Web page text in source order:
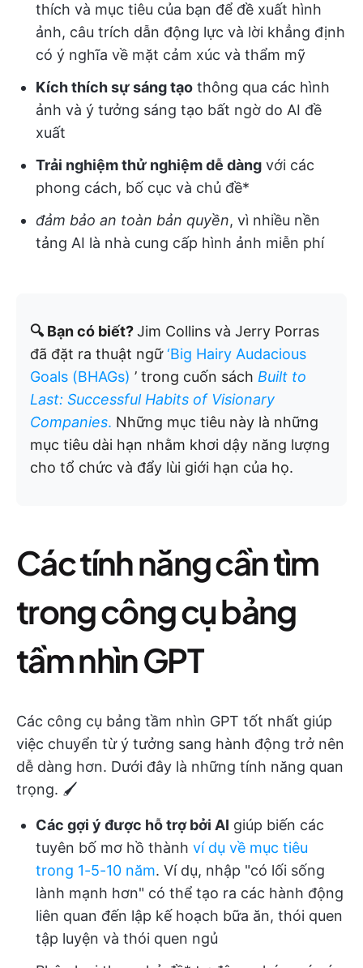
thích và mục tiêu của bạn để đề xuất hình
ảnh, câu trích dẫn động lực và lời khẳng định
có ý nghĩa về mặt cảm xúc và thẩm mỹ
Kích thích sự sáng tạo thông qua các hình
ảnh và ý tưởng sáng tạo bất ngờ do AI đề
xuất
Trải nghiệm thử nghiệm dễ dàng với các
phong cách, bố cục và chủ đề*
đảm bảo an toàn bản quyền, vì nhiều nền
tảng AI là nhà cung cấp hình ảnh miễn phí
🔍 Bạn có biết?Jim Collins và Jerry Porras
đã đặt ra thuật ngữ‘Big Hairy Audacious
Goals (BHAGs) ’ trong cuốn sách Built to
Last: Successful Habits of Visionary
Companies. Những mục tiêu này là những
mục tiêu dài hạn nhằm khơi dậy năng lượng
cho tổ chức và đẩy lùi giới hạn của họ.
Các tính năng cần tìm
trong công cụ bảng
tầm nhìn GPT
Các công cụ bảng tầm nhìn GPT tốt nhất giúp
việc chuyển từ ý tưởng sang hành động trở nên
dễ dàng hơn. Dưới đây là những tính năng quan
trọng. 🖌️
Các gợi ý được hỗ trợ bởi AI giúp biến các
tuyên bố mơ hồ thành ví dụ về mục tiêu
trong 1-5-10 năm. Ví dụ, nhập "có lối sống
lành mạnh hơn" có thể tạo ra các hành động
liên quan đến lập kế hoạch bữa ăn, thói quen
tập luyện và thói quen ngủ